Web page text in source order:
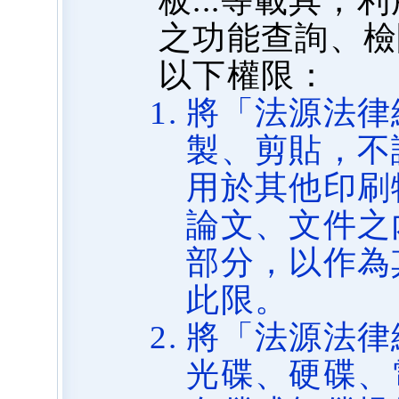
之功能查詢、
以下權限：
將「法源法
製、剪貼，
用於其他印
論文、文件
部分，以作
此限。
將「法源法
光碟、硬碟